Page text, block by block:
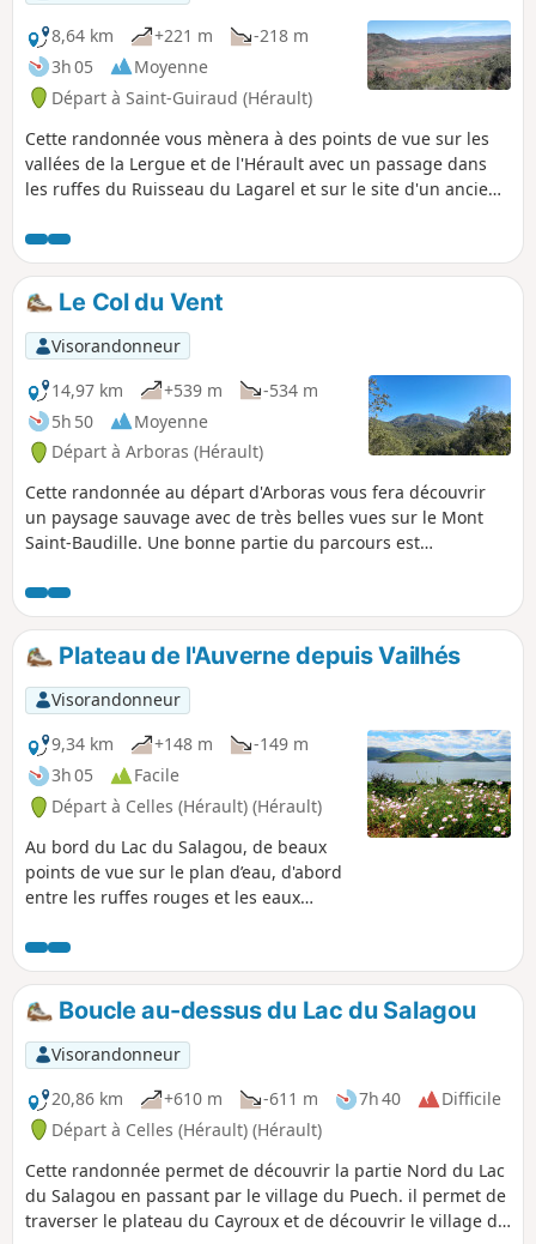
8,64 km
+221 m
-218 m
3h 05
Moyenne
Départ à Saint-Guiraud (Hérault)
Cette randonnée vous mènera à des points de vue sur les
vallées de la Lergue et de l'Hérault avec un passage dans
les ruffes du Ruisseau du Lagarel et sur le site d'un ancien
tunnel et une carte car le trajet n'est pas balisé. Le tracé
GPX sera très utile aussi.
Le Col du Vent
Visorandonneur
14,97 km
+539 m
-534 m
5h 50
Moyenne
Départ à Arboras (Hérault)
Cette randonnée au départ d'Arboras vous fera découvrir
un paysage sauvage avec de très belles vues sur le Mont
Saint-Baudille. Une bonne partie du parcours est
forêt de Parlatges, ce qui permet d'envisager cette
randonnée sous le soleil. Les sentiers proposés sont faciles
(pente progressive et très peu de cailloux) mais l'absence de
balisage sur le terrain nécessite de bien savoir se repérer.
Plateau de l'Auverne depuis Vailhés
Visorandonneur
9,34 km
+148 m
-149 m
3h 05
Facile
Départ à Celles (Hérault) (Hérault)
Au bord du Lac du Salagou, de beaux
points de vue sur le plan d’eau, d'abord
entre les ruffes rouges et les eaux
du plateau de l'Auverne.
Boucle au-dessus du Lac du Salagou
Visorandonneur
20,86 km
+610 m -611 m 7h 40
Difficile
Départ à Celles (Hérault) (Hérault)
Cette randonnée permet de découvrir la partie Nord du Lac
du Salagou en passant par le village du Puech. il permet de
traverser le plateau du Cayroux et de découvrir le village de